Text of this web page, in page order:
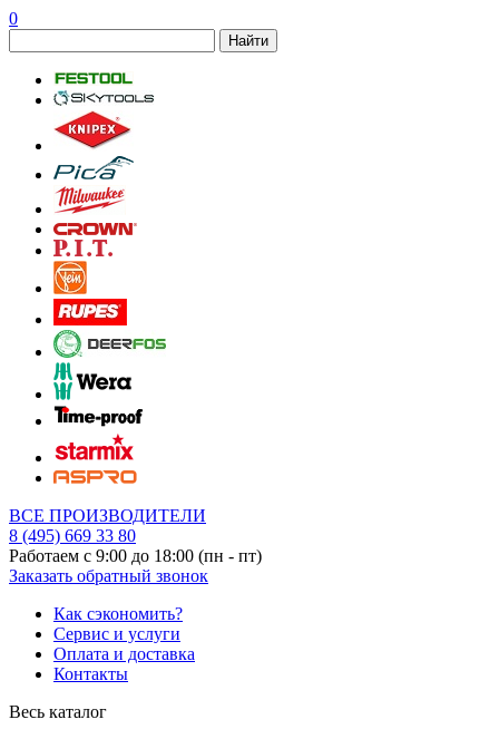
0
Найти
ВСЕ ПРОИЗВОДИТЕЛИ
8 (495) 669 33 80
Работаем с 9:00 до 18:00 (пн - пт)
Заказать обратный звонок
Как сэкономить?
Сервис и услуги
Оплата и доставка
Контакты
Весь каталог